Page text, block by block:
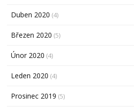
Duben 2020 (4)
Březen 2020 (5)
Únor 2020 (4)
Leden 2020 (4)
Prosinec 2019 (5)